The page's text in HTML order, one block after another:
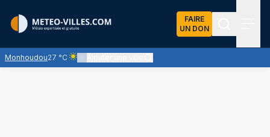
FAIRE
UN DON
Monhoudou27 °C
Ciel clair - quasiment pas de nuages et un soleil